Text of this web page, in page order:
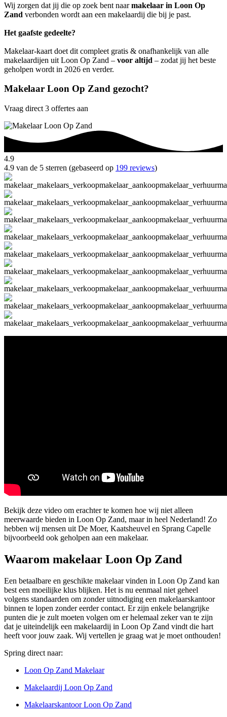
Wij zorgen dat jij die op zoek bent naarmakelaar in Loon Op
Zand verbonden wordt aan een makelaardij die bij je past.
Het gaafste gedeelte?
Makelaar-kaart doet dit compleet gratis & onafhankelijk van alle
makelaardijen uit Loon Op Zand – voor altijd – zodat jij het beste
geholpen wordt in 2026 en verder.
Makelaar Loon Op Zand gezocht?
Vraag direct 3 offertes aan
4.9
4.9 van de 5 sterren (gebaseerd op 199 reviews)
Bekijk deze video om erachter te komen hoe wij niet alleen
meerwaarde bieden in Loon Op Zand, maar in heel Nederland! Zo
hebben wij mensen uit De Moer, Kaatsheuvel en Sprang Capelle
bijvoorbeeld ook geholpen aan een makelaar.
Waarom makelaar Loon Op Zand
Een betaalbare en geschikte makelaar vinden in Loon Op Zand kan
best een moeilijke klus blijken. Het is nu eenmaal niet geheel
volgens standaarden om zonder uitnodiging een makelaarskantoor
binnen te lopen zonder eerder contact. Er zijn enkele belangrijke
punten die je zult moeten volgen om er helemaal zeker van te zijn
dat je uiteindelijk een makelaardij in Loon Op Zand vindt die hart
heeft voor jouw zaak. Wij vertellen je graag wat je moet onthouden!
Spring direct naar:
Loon Op Zand Makelaar
Makelaardij Loon Op Zand
Makelaarskantoor Loon Op Zand